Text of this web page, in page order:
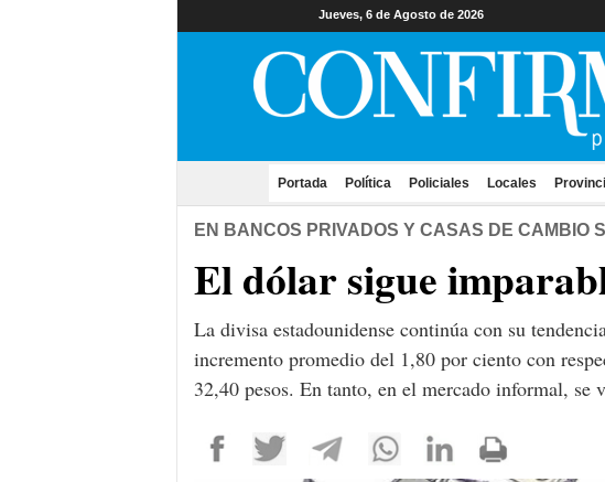
Jueves, 6 de Agosto de 2026
Portada(current)
Política Policiales Locales
EN BANCOS PRIVADOS Y CASAS DE CAMBIO
El dólar sigue
La divisa estadounidense continúa con su
incremento promedio del 1,80 por ciento con
32,40 pesos. En tanto, en el mercado informal, se